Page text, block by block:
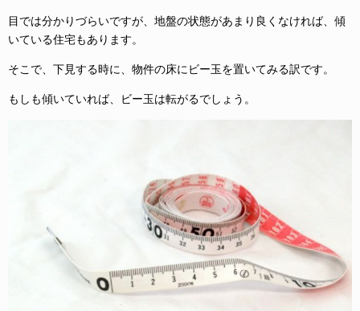
目では分かりづらいですが、地盤の状態があまり良くなければ、傾
いている住宅もあります。
そこで、下見する時に、物件の床にビー玉を置いてみる訳です。
もしも傾いていれば、ビー玉は転がるでしょう。